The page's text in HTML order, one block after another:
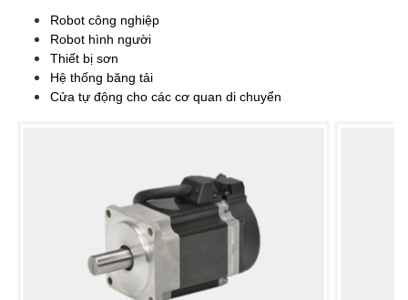
Robot công nghiệp
Robot hình người
Thiết bị sơn
Hệ thống băng tải
Cửa tự động cho các cơ quan di chuyển